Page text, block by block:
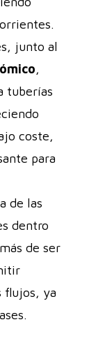
junto al
,
tuberías
coste,
para
de las
dentro
de ser
flujos, ya